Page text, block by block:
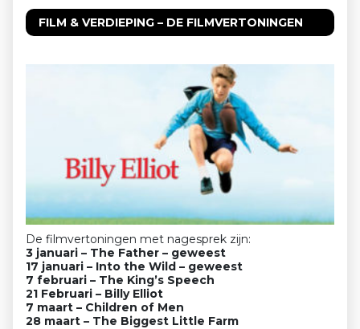
FILM & VERDIEPING – DE FILMVERTONINGEN
De filmvertoningen met nagesprek zijn:
3 januari – The Father – geweest
17 januari – Into the Wild – geweest
7 februari – The King’s Speech
21 Februari – Billy Elliot
7 maart – Children of Men
28 maart – The Biggest Little Farm